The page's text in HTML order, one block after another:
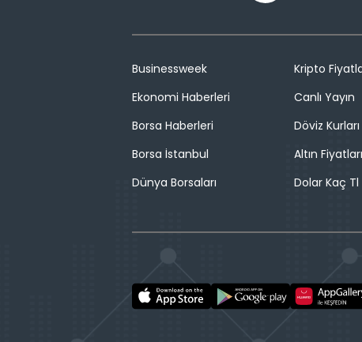
Businessweek
Ekonomi Haberleri
Borsa Haberleri
Borsa İstanbul
Dünya Borsaları
Kripto
Canlı Yayın
Döviz Kurları
Altın Fiyatları
Dolar Kaç Tl